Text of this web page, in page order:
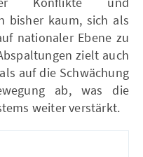
bisher kaum, sich als
nationaler Ebene zu
zielt auch
auf die Schwächung
ab, was die
weiter verstärkt.